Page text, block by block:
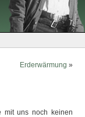
Erderwärmung »
mit uns noch keinen